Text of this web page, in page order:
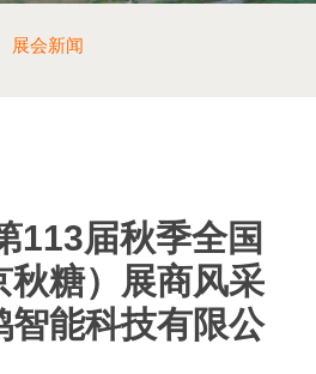
展会新闻
113届秋季全国
秋糖）展商风采
能科技有限公